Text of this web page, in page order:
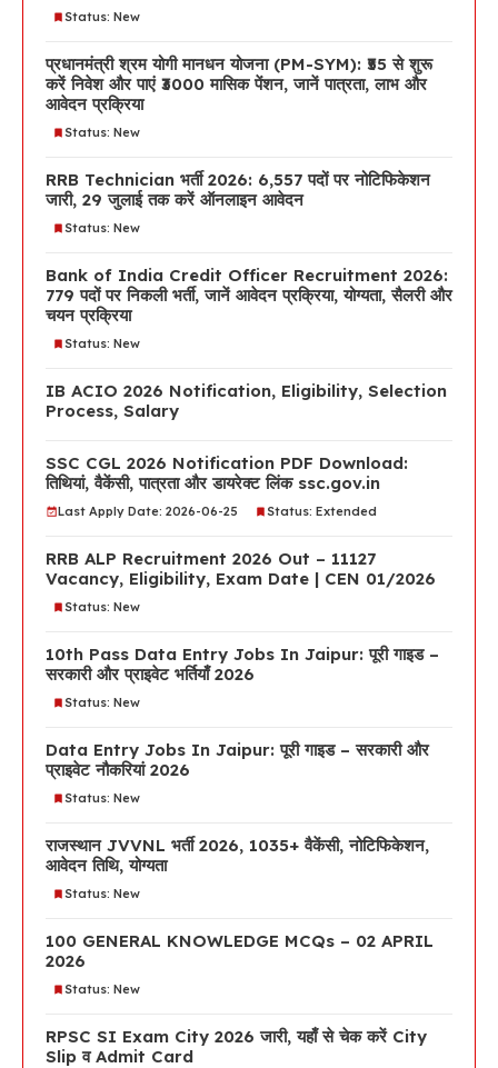
Status: New
प्रधानमंत्री श्रम योगी मानधन योजना (PM-SYM): ₹55 से शुरू
करें निवेश और पाएं ₹3000 मासिक पेंशन, जानें पात्रता, लाभ और
आवेदन प्रक्रिया
Status: New
RRB Technician भर्ती 2026: 6,557 पदों पर नोटिफिकेशन
जारी, 29 जुलाई तक करें ऑनलाइन आवेदन
Status: New
Bank of India Credit Officer Recruitment 2026:
779 पदों पर निकली भर्ती, जानें आवेदन प्रक्रिया, योग्यता, सैलरी और
चयन प्रक्रिया
Status: New
IB ACIO 2026 Notification, Eligibility, Selection
Process, Salary
SSC CGL 2026 Notification PDF Download:
तिथियां, वैकेंसी, पात्रता और डायरेक्ट लिंक ssc.gov.in
Last Apply Date: 2026-06-25 Status: Extended
RRB ALP Recruitment 2026 Out – 11127
Vacancy, Eligibility, Exam Date | CEN 01/2026
Status: New
10th Pass Data Entry Jobs In Jaipur: पूरी गाइड –
सरकारी और प्राइवेट भर्तियाँ 2026
Status: New
Data Entry Jobs In Jaipur: पूरी गाइड – सरकारी और
प्राइवेट नौकरियां 2026
Status: New
राजस्थान JVVNL भर्ती 2026, 1035+ वैकेंसी, नोटिफिकेशन,
आवेदन तिथि, योग्यता
Status: New
100 GENERAL KNOWLEDGE MCQs – 02 APRIL
2026
Status: New
RPSC SI Exam City 2026 जारी, यहाँ से चेक करें City
Slip व Admit Card